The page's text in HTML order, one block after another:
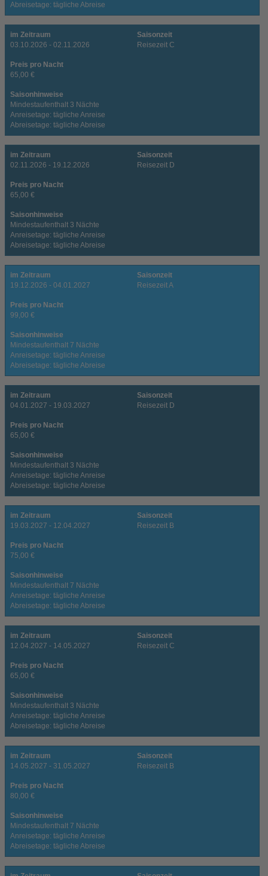
Abreisetage: tägliche Abreise
im Zeitraum
03.10.2026 - 02.11.2026
Saisonzeit
Reisezeit C
Preis pro Nacht
65,00 €
Saisonhinweise
Mindestaufenthalt 3 Nächte
Anreisetage: tägliche Anreise
Abreisetage: tägliche Abreise
im Zeitraum
02.11.2026 - 19.12.2026
Saisonzeit
Reisezeit D
Preis pro Nacht
65,00 €
Saisonhinweise
Mindestaufenthalt 3 Nächte
Anreisetage: tägliche Anreise
Abreisetage: tägliche Abreise
im Zeitraum
19.12.2026 - 04.01.2027
Saisonzeit
Reisezeit A
Preis pro Nacht
99,00 €
Saisonhinweise
Mindestaufenthalt 7 Nächte
Anreisetage: tägliche Anreise
Abreisetage: tägliche Abreise
im Zeitraum
04.01.2027 - 19.03.2027
Saisonzeit
Reisezeit D
Preis pro Nacht
65,00 €
Saisonhinweise
Mindestaufenthalt 3 Nächte
Anreisetage: tägliche Anreise
Abreisetage: tägliche Abreise
im Zeitraum
19.03.2027 - 12.04.2027
Saisonzeit
Reisezeit B
Preis pro Nacht
75,00 €
Saisonhinweise
Mindestaufenthalt 7 Nächte
Anreisetage: tägliche Anreise
Abreisetage: tägliche Abreise
im Zeitraum
12.04.2027 - 14.05.2027
Saisonzeit
Reisezeit C
Preis pro Nacht
65,00 €
Saisonhinweise
Mindestaufenthalt 3 Nächte
Anreisetage: tägliche Anreise
Abreisetage: tägliche Abreise
im Zeitraum
14.05.2027 - 31.05.2027
Saisonzeit
Reisezeit B
Preis pro Nacht
80,00 €
Saisonhinweise
Mindestaufenthalt 7 Nächte
Anreisetage: tägliche Anreise
Abreisetage: tägliche Abreise